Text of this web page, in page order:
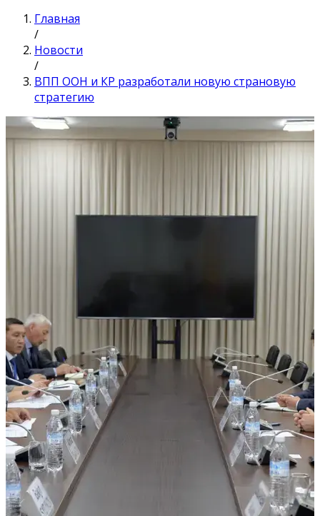
Главная
/
Новости
/
ВПП ООН и КР разработали новую страновую
стратегию